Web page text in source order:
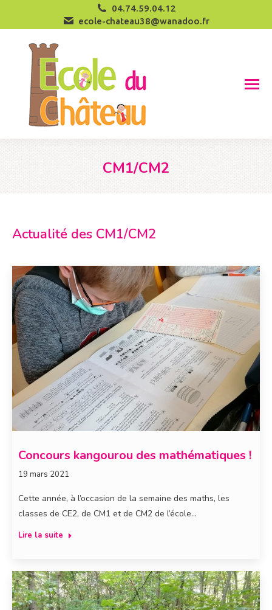
04.74.59.04.12
ecole-chateau38@wanadoo.fr
CM1/CM2
Vous êtes ici :
Actualité des CM1/CM2
Concours kangourou des mathématiques !
19 mars 2021
Cette année, à l’occasion de la semaine des maths, les
classes de CE2, de CM1 et de CM2 de l’école…
Lire la suite